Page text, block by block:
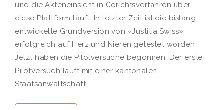
und die Akteneinsicht in Gerichtsverfahren über
diese Plattform läuft. In letzter Zeit ist die bislang
entwickelte Grundversion von «Justitia.Swiss»
erfolgreich auf Herz und Nieren getestet worden.
Jetzt haben die Pilotversuche begonnen. Der erste
Pilotversuch läuft mit einer kantonalen
Staatsanwaltschaft.